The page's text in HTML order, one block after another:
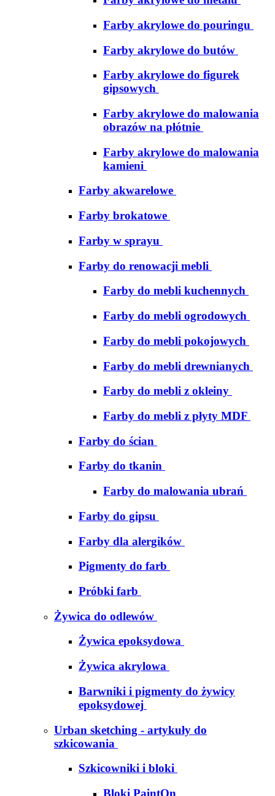
Farby akrylowe do pouringu
Farby akrylowe do butów
Farby akrylowe do figurek
gipsowych
Farby akrylowe do malowania
obrazów na płótnie
Farby akrylowe do malowania
kamieni
Farby akwarelowe
Farby brokatowe
Farby w sprayu
Farby do renowacji mebli
Farby do mebli kuchennych
Farby do mebli ogrodowych
Farby do mebli pokojowych
Farby do mebli drewnianych
Farby do mebli z okleiny
Farby do mebli z płyty MDF
Farby do ścian
Farby do tkanin
Farby do malowania ubrań
Farby do gipsu
Farby dla alergików
Pigmenty do farb
Próbki farb
Żywica do odlewów
Żywica epoksydowa
Żywica akrylowa
Barwniki i pigmenty do żywicy
epoksydowej
Urban sketching - artykuły do
szkicowania
Szkicowniki i bloki
Bloki PaintOn